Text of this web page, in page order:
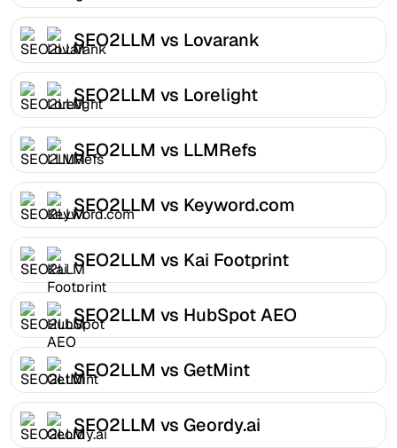
SEO2LLM vs Lovarank
SEO2LLM vs Lorelight
SEO2LLM vs LLMRefs
SEO2LLM vs Keyword.com
SEO2LLM vs Kai Footprint
SEO2LLM vs HubSpot AEO
SEO2LLM vs GetMint
SEO2LLM vs Geordy.ai